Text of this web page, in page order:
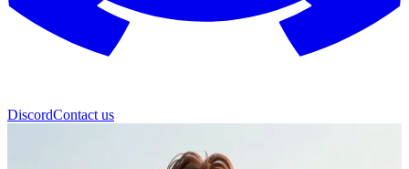
DiscordContact us